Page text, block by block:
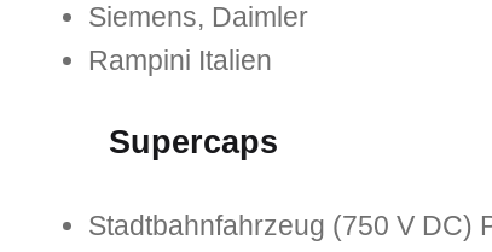
Siemens, Daimler
Rampini Italien
Supercaps
Stadtbahnfahrzeug (750 V DC)